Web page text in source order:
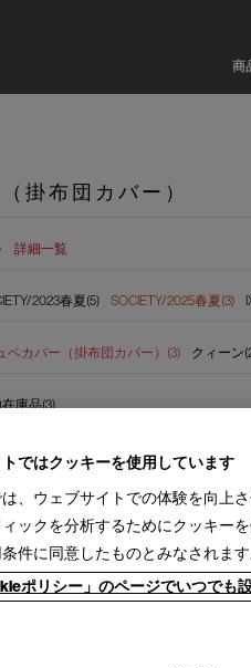
商
掛布団カバー）
詳細一覧
2023春夏(5) SOCIETY/2025春夏(3)
ベカバー（掛布団カバー）(3) クィーン
庫品(3)
ではクッキーを使用しています
、ウェブサイトでの体験を向上
ィックを分析するためにクッキー
件に同意したものとみなされます
ポリシー」のページでいつでも